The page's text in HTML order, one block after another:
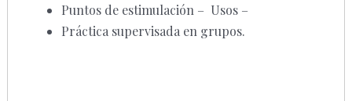
Puntos de estimulación – Usos –
Práctica supervisada en grupos.